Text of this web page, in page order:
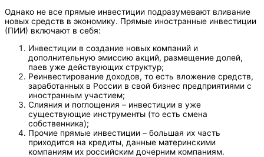
Однако не все прямые инвестиции подразумевают вливание
новых средств в экономику. Прямые иностранные инвестиции
(ПИИ) включают в себя:
Инвестиции в создание новых компаний и
дополнительную эмиссию акций, размещение долей,
паев уже действующих структур;
Реинвестирование доходов, то есть вложение средств,
заработанных в России в свой бизнес предприятиями с
иностранным участием;
Слияния и поглощения – инвестиции в уже
существующие инструменты (то есть смена
собственника);
Прочие прямые инвестиции – большая их часть
приходится на кредиты, данные материнскими
компаниям их российским дочерним компаниям.